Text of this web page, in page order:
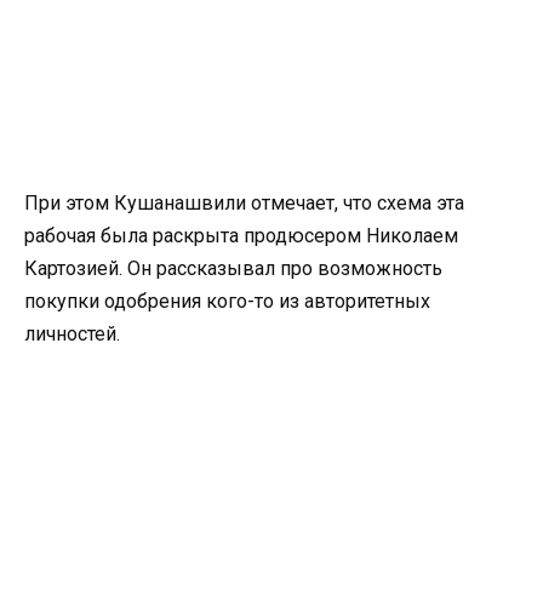
При этом Кушанашвили отмечает, что схема эта
рабочая была раскрыта продюсером Николаем
Картозией. Он рассказывал про возможность
покупки одобрения кого-то из авторитетных
личностей.